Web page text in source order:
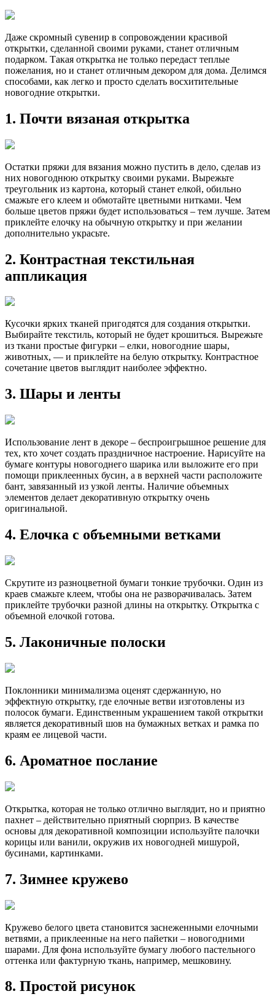
Даже скромный сувенир в сопровождении красивой
открытки, сделанной своими руками, станет отличным
подарком. Такая открытка не только передаст теплые
пожелания, но и станет отличным декором для дома. Делимся
способами, как легко и просто сделать восхитительные
новогодние открытки.
1. Почти вязаная открытка
Остатки пряжи для вязания можно пустить в дело, сделав из
них новогоднюю открытку своими руками. Вырежьте
треугольник из картона, который станет елкой, обильно
смажьте его клеем и обмотайте цветными нитками. Чем
больше цветов пряжи будет использоваться – тем лучше. Затем
приклейте елочку на обычную открытку и при желании
дополнительно украсьте.
2. Контрастная текстильная
аппликация
Кусочки ярких тканей пригодятся для создания открытки.
Выбирайте текстиль, который не будет крошиться. Вырежьте
из ткани простые фигурки – елки, новогодние шары,
животных, — и приклейте на белую открытку. Контрастное
сочетание цветов выглядит наиболее эффектно.
3. Шары и ленты
Использование лент в декоре – беспроигрышное решение для
тех, кто хочет создать праздничное настроение. Нарисуйте на
бумаге контуры новогоднего шарика или выложите его при
помощи приклеенных бусин, а в верхней части расположите
бант, завязанный из узкой ленты. Наличие объемных
элементов делает декоративную открытку очень
оригинальной.
4. Елочка с объемными ветками
Скрутите из разноцветной бумаги тонкие трубочки. Один из
краев смажьте клеем, чтобы она не разворачивалась. Затем
приклейте трубочки разной длины на открытку. Открытка с
объемной елочкой готова.
5. Лаконичные полоски
Поклонники минимализма оценят сдержанную, но
эффектную открытку, где елочные ветви изготовлены из
полосок бумаги. Единственным украшением такой открытки
является декоративный шов на бумажных ветках и рамка по
краям ее лицевой части.
6. Ароматное послание
Открытка, которая не только отлично выглядит, но и приятно
пахнет – действительно приятный сюрприз. В качестве
основы для декоративной композиции используйте палочки
корицы или ванили, окружив их новогодней мишурой,
бусинами, картинками.
7. Зимнее кружево
Кружево белого цвета становится заснеженными елочными
ветвями, а приклеенные на него пайетки – новогодними
шарами. Для фона используйте бумагу любого пастельного
оттенка или фактурную ткань, например, мешковину.
8. Простой рисунок